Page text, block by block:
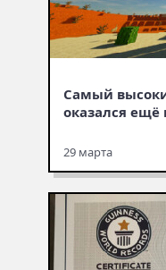
Самый
оказался
29 марта